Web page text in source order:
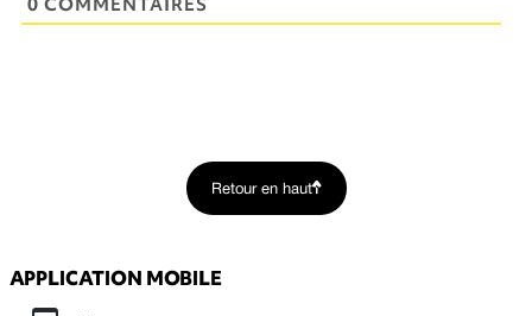
Retour en haut
APPLICATION MOBILE